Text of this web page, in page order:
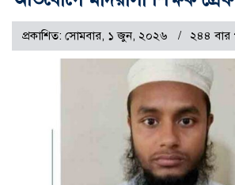
প্রকাশিত: সোমবার, ১ জুন, ২০২৬ ২৪৪ বার